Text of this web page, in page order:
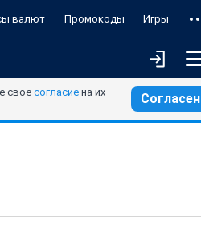
валют Промокоды Игры
свое согласие на их
Согласен